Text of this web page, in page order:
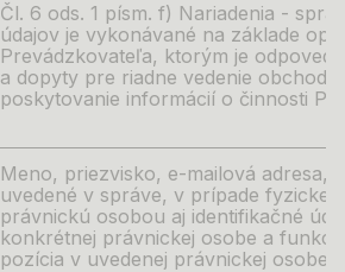
Čl. 6 ods. 1 písm. f) Nariadenia -
údajov je vykonávané na základe
Prevádzkovateľa, ktorým je
a dopyty pre riadne vedenie
poskytovanie informácií o činnosti
Meno, priezvisko, e-mailová adresa,
uvedené v správe, v prípade fyzickej
právnickú osobou aj identifikačné
konkrétnej právnickej osobe a
pozícia v uvedenej právnickej osobe